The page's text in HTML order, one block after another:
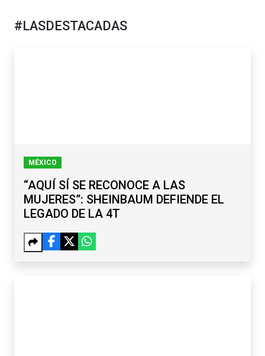
#LASDESTACADAS
MÉXICO
“AQUÍ SÍ SE RECONOCE A LAS
MUJERES”: SHEINBAUM DEFIENDE EL
LEGADO DE LA 4T